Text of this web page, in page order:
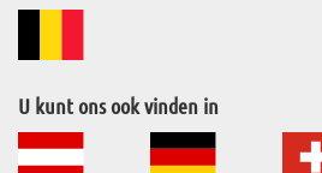
U kunt ons ook vinden in